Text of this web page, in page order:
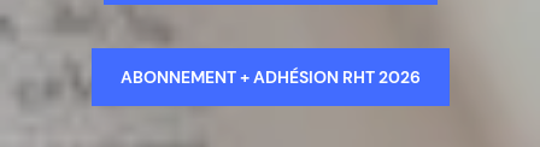
ABONNEMENT + ADHÉSION RHT 2026